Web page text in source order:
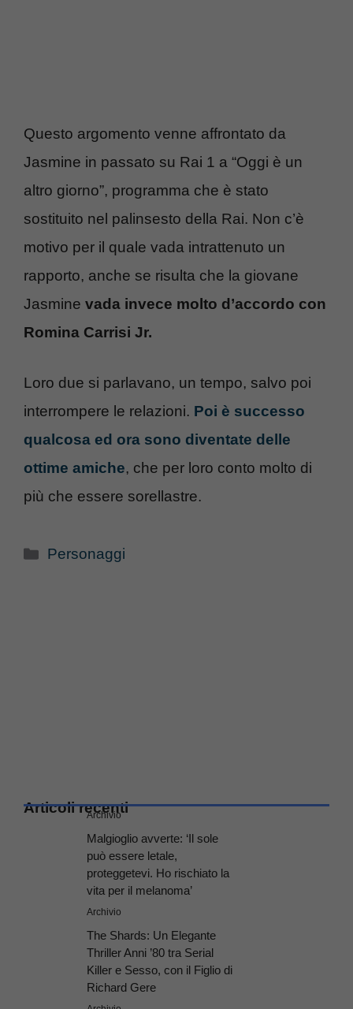
Questo argomento venne affrontato da
Jasmine in passato su Rai 1 a “Oggi è un
altro giorno”, programma che è stato
sostituito nel palinsesto della Rai. Non c’è
motivo per il quale vada intrattenuto un
rapporto, anche se risulta che la giovane
Jasmine vada invece molto d’accordo con
Romina Carrisi Jr.
Loro due si parlavano, un tempo, salvo poi
interrompere le relazioni. Poi è successo
qualcosa ed ora sono diventate delle
ottime amiche, che per loro conto molto di
più che essere sorellastre.
Categorie
Personaggi
Articoli recenti
Archivio
Malgioglio avverte: ‘Il sole
può essere letale,
proteggetevi. Ho rischiato la
vita per il melanoma’
Archivio
The Shards: Un Elegante
Thriller Anni ’80 tra Serial
Killer e Sesso, con il Figlio di
Richard Gere